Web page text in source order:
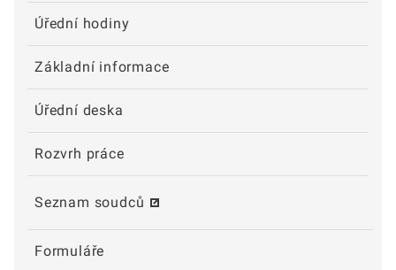
Úřední hodiny
Základní informace
Úřední deska
Rozvrh práce
Seznam soudců
Formuláře